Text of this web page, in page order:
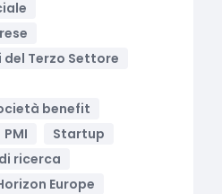
del Terzo Settore
benefit
PMI
Startup
ricerca
Europe